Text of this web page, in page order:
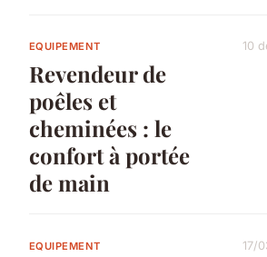
EQUIPEMENT
Revendeur de
poêles et
cheminées : le
confort à portée
de main
10
EQUIPEMENT 17/